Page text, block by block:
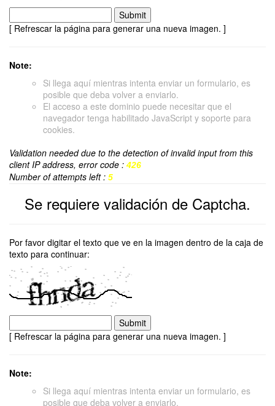
[ Refrescar la página para generar una nueva imagen. ]
Note:
Si llega aquí mientras intenta enviar un formulario, es
posible que deba volver a enviarlo.
El acceso a este dominio puede necesitar que el
navegador tenga habilitado JavaScript y soporte para
cookies.
Validation needed due to the detection of invalid input from this
client IP address, error code : 426
Number of attempts left : 5
Se requiere validación de Captcha.
Por favor digitar el texto que ve en la imagen dentro de la caja de
texto para continuar:
[ Refrescar la página para generar una nueva imagen. ]
Note:
Si llega aquí mientras intenta enviar un formulario, es
posible que deba volver a enviarlo.